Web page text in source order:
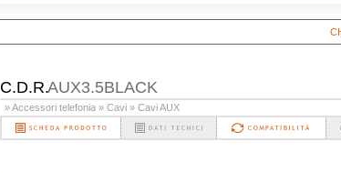
C.D.R.AUX3.5BLACK
» Accessori telefonia » Cavi » Cavi AUX